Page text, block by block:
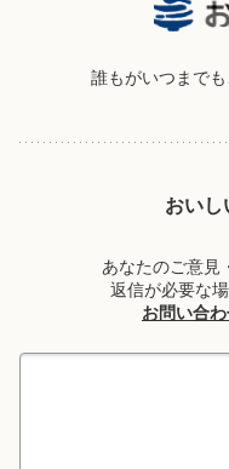
誰もがいつまでも
おい
あなたのご意見
返信が必要な
お問い合